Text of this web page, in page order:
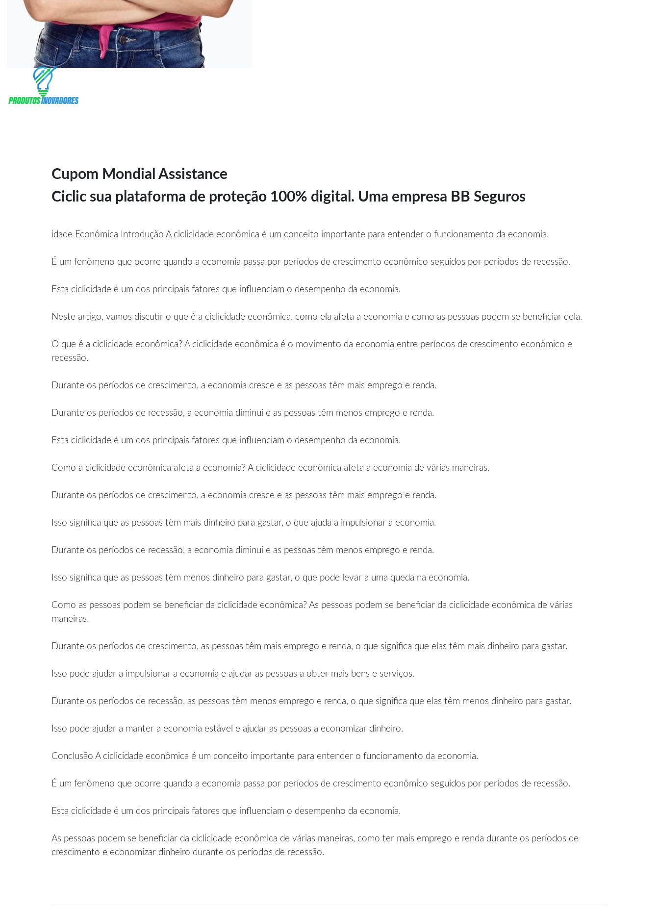
Cupom Mondial Assistance
Ciclic sua plataforma de proteção 100% digital. Uma empresa BB Seguros
idade Econômica Introdução A ciclicidade econômica é um conceito importante para entender o funcionamento da economia.
É um fenômeno que ocorre quando a economia passa por períodos de crescimento econômico seguidos por períodos de recessão.
Esta ciclicidade é um dos principais fatores que influenciam o desempenho da economia.
Neste artigo, vamos discutir o que é a ciclicidade econômica, como ela afeta a economia e como as pessoas podem se beneficiar dela.
O que é a ciclicidade econômica? A ciclicidade econômica é o movimento da economia entre períodos de crescimento econômico e
recessão.
Durante os períodos de crescimento, a economia cresce e as pessoas têm mais emprego e renda.
Durante os períodos de recessão, a economia diminui e as pessoas têm menos emprego e renda.
Esta ciclicidade é um dos principais fatores que influenciam o desempenho da economia.
Como a ciclicidade econômica afeta a economia? A ciclicidade econômica afeta a economia de várias maneiras.
Durante os períodos de crescimento, a economia cresce e as pessoas têm mais emprego e renda.
Isso significa que as pessoas têm mais dinheiro para gastar, o que ajuda a impulsionar a economia.
Durante os períodos de recessão, a economia diminui e as pessoas têm menos emprego e renda.
Isso significa que as pessoas têm menos dinheiro para gastar, o que pode levar a uma queda na economia.
Como as pessoas podem se beneficiar da ciclicidade econômica? As pessoas podem se beneficiar da ciclicidade econômica de várias
maneiras.
Durante os períodos de crescimento, as pessoas têm mais emprego e renda, o que significa que elas têm mais dinheiro para gastar.
Isso pode ajudar a impulsionar a economia e ajudar as pessoas a obter mais bens e serviços.
Durante os períodos de recessão, as pessoas têm menos emprego e renda, o que significa que elas têm menos dinheiro para gastar.
Isso pode ajudar a manter a economia estável e ajudar as pessoas a economizar dinheiro.
Conclusão A ciclicidade econômica é um conceito importante para entender o funcionamento da economia.
É um fenômeno que ocorre quando a economia passa por períodos de crescimento econômico seguidos por períodos de recessão.
Esta ciclicidade é um dos principais fatores que influenciam o desempenho da economia.
As pessoas podem se beneficiar da ciclicidade econômica de várias maneiras, como ter mais emprego e renda durante os períodos de
crescimento e economizar dinheiro durante os períodos de recessão.